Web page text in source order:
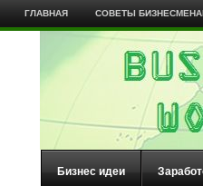
ГЛАВНАЯ СОВЕТЫ
Бизнес идеи